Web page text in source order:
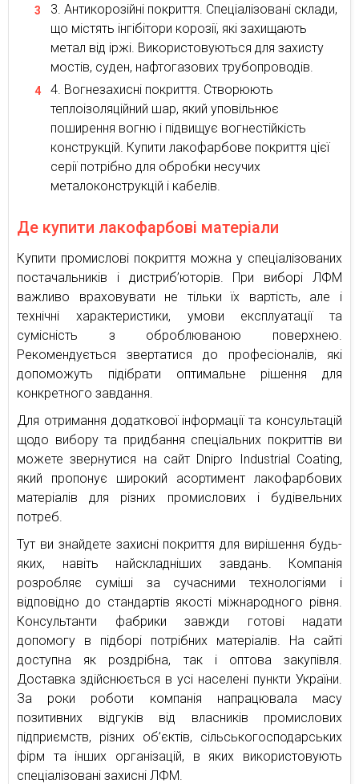
Антикорозійні покриття. Спеціалізовані склади,
що містять інгібітори корозії, які захищають
метал від іржі. Використовуються для захисту
мостів, суден, нафтогазових трубопроводів.
Вогнезахисні покриття. Створюють
теплоізоляційний шар, який уповільнює
поширення вогню і підвищує вогнестійкість
конструкцій. Купити лакофарбове покриття цієї
серії потрібно для обробки несучих
металоконструкцій і кабелів.
Де купити лакофарбові матеріали
Купити промислові покриття можна у спеціалізованих
постачальників і дистриб’юторів. При виборі ЛФМ
важливо враховувати не тільки їх вартість, але і
технічні характеристики, умови експлуатації та
сумісність з оброблюваною поверхнею.
Рекомендується звертатися до професіоналів, які
допоможуть підібрати оптимальне рішення для
конкретного завдання.
Для отримання додаткової інформації та консультацій
щодо вибору та придбання спеціальних покриттів ви
можете звернутися на сайт Dnipro Industrial Coating,
який пропонує широкий асортимент лакофарбових
матеріалів для різних промислових і будівельних
потреб.
Тут ви знайдете захисні покриття для вирішення будь-
яких, навіть найскладніших завдань. Компанія
розробляє суміші за сучасними технологіями і
відповідно до стандартів якості міжнародного рівня.
Консультанти фабрики завжди готові надати
допомогу в підборі потрібних матеріалів. На сайті
доступна як роздрібна, так і оптова закупівля.
Доставка здійснюється в усі населені пункти України.
За роки роботи компанія напрацювала масу
позитивних відгуків від власників промислових
підприємств, різних об’єктів, сільськогосподарських
фірм та інших організацій, в яких використовують
спеціалізовані захисні ЛФМ.